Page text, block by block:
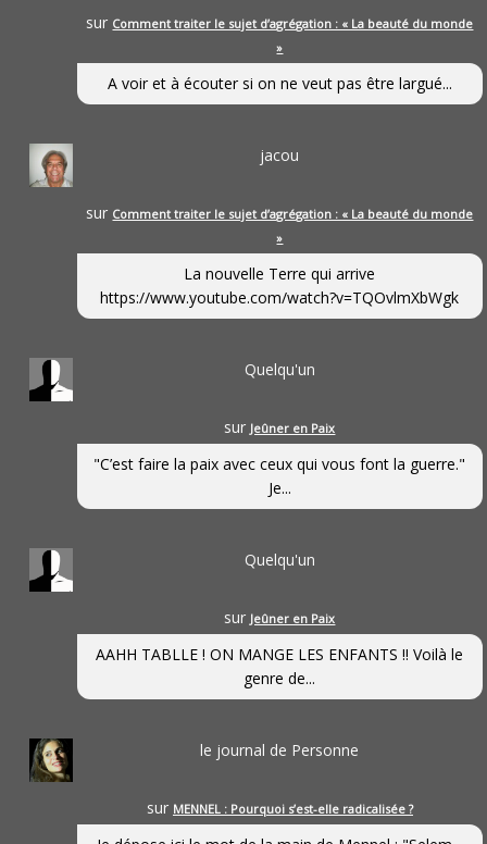
sur Comment traiter le sujet d’agrégation : « La beauté du monde
»
A voir et à écouter si on ne veut pas être largué...
jacou
sur Comment traiter le sujet d’agrégation : « La beauté du monde
»
La nouvelle Terre qui arrive
https://www.youtube.com/watch?v=TQOvlmXbWgk
Quelqu'un
sur Jeûner en Paix
"C’est faire la paix avec ceux qui vous font la guerre."
Je...
Quelqu'un
sur Jeûner en Paix
AAHH TABLLE ! ON MANGE LES ENFANTS !! Voilà le
genre de...
le journal de Personne
sur MENNEL : Pourquoi s’est-elle radicalisée ?